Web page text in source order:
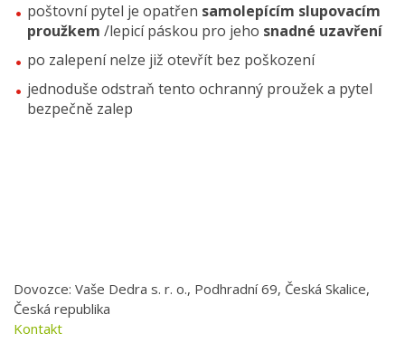
poštovní pytel je opatřen samolepícím slupovacím
proužkem /lepicí páskou pro jeho snadné uzavření
po zalepení nelze již otevřít bez poškození
jednoduše odstraň tento ochranný proužek a pytel
bezpečně zalep
Dovozce: Vaše Dedra s. r. o., Podhradní 69, Česká Skalice,
Česká republika
Kontakt